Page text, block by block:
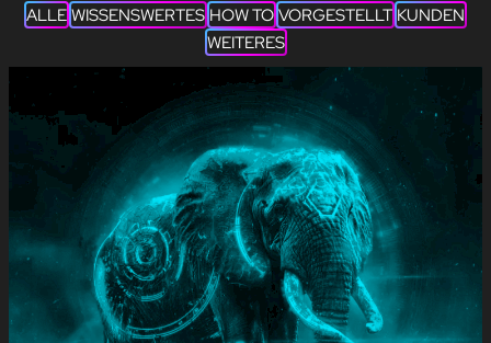
ALLE WISSENSWERTES HOW TO VORGESTELLT KUNDEN
WEITERES